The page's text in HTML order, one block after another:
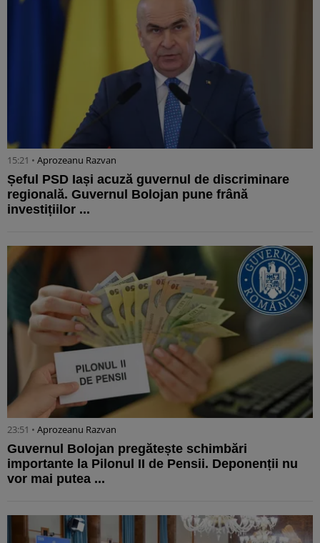
15:21 • Aprozeanu Razvan
Șeful PSD Iași acuză guvernul de discriminare
regională. Guvernul Bolojan pune frână
investițiilor ...
23:51 • Aprozeanu Razvan
Guvernul Bolojan pregătește schimbări
importante la Pilonul II de Pensii. Deponenții nu
vor mai putea ...